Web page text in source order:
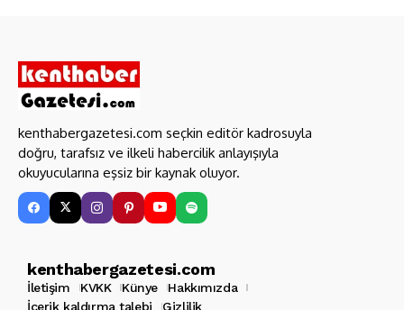
kenthabergazetesi.com seçkin editör kadrosuyla
doğru, tarafsız ve ilkeli habercilik anlayışıyla
okuyucularına eşsiz bir kaynak oluyor.
kenthabergazetesi.com
İletişim KVKK Künye
Hakkımızda
İçerik kaldırma talebi
Gizlilik